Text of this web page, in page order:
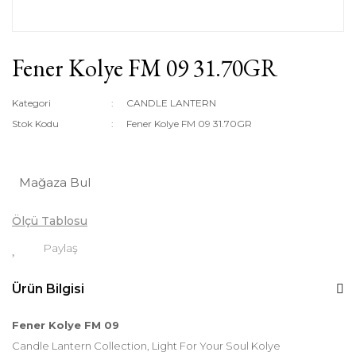
Fener Kolye FM 09 31.70GR
Kategori
CANDLE LANTERN
Stok Kodu
Fener Kolye FM 09 31.70GR
Mağaza Bul
Ölçü Tablosu
Paylaş
Ürün Bilgisi
Fener Kolye FM 09
Candle Lantern Collection, Light For Your Soul Kolye